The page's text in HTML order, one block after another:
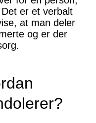
er et verbalt
at man deler
og er der